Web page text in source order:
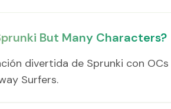
But Many Characters?
divertida de Sprunki con
Surfers.